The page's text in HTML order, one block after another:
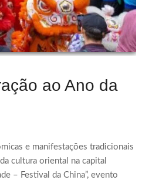
ao Ano da
e manifestações tradicionais
cultura oriental na capital
– Festival da China”, evento